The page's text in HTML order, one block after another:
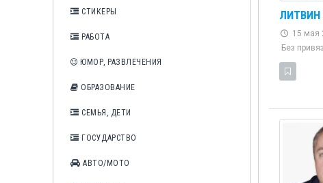
СТИКЕРЫ
РАБОТА
ЮМОР, РАЗВЛЕЧЕНИЯ
ОБРАЗОВАНИЕ
СЕМЬЯ, ДЕТИ
ГОСУДАРСТВО
АВТО/МОТО
ЛИТВИН
15 мая
Без